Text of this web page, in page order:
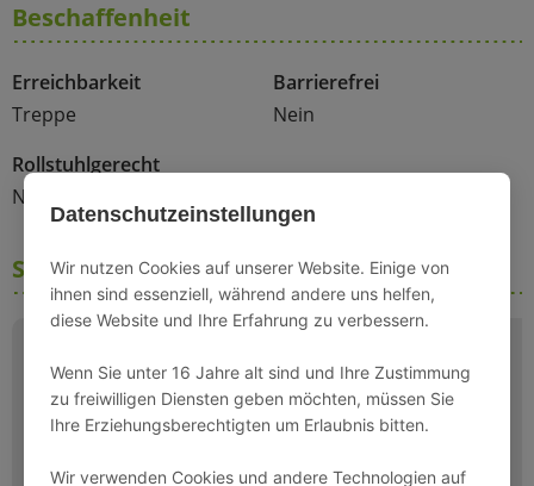
Datenschutzeinstellungen
Wir nutzen Cookies auf unserer Website. Einige von
ihnen sind essenziell, während andere uns helfen,
diese Website und Ihre Erfahrung zu verbessern.
Wenn Sie unter 16 Jahre alt sind und Ihre Zustimmung
zu freiwilligen Diensten geben möchten, müssen Sie
Ihre Erziehungsberechtigten um Erlaubnis bitten.
Wir verwenden Cookies und andere Technologien auf
Beschaffenheit
Erreichbarkeit
Treppe
Barrierefrei
Nein
Rollstuhlgerecht
Nein
Schlafmöglichkeiten